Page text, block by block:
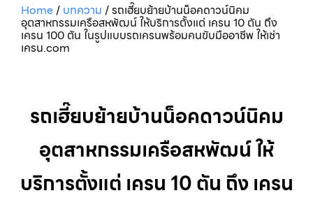
Home/ บทความ /รถเฮี๊ยบย้ายบ้านน็อคดาวน์นิคม
อุตสาหกรรมเครือสหพัฒน์ ให้บริการตั้งแต่ เครน 10 ตัน ถึง
เครน 100 ตัน ในรูปแบบรถเครนพร้อมคนขับมืออาชีพ ให้เช่า
เครน.com
รถเฮี๊ยบย้ายบ้านน็อคดาวน์นิคม
อุตสาหกรรมเครือสหพัฒน์ ให้
บริการตั้งแต่ เครน 10 ตัน ถึง เครน